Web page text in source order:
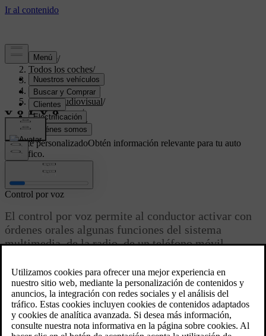
Soporte/
Todos los coches/
V70 2016 /
Manual de usuario
Sistema audiovisual/
Guía de voz/
Control por voz
Soporte personalizadoObtén información relevante para tu auto
específico.
Iniciar sesión
Actualizado 08/06/2023
Control por voz
El control por voz permite al conductor activar con
órdenes orales algunas funciones del sistema
multimedia, de la radio, de un teléfono móvil
de Volvo* .
Con el reconocimiento de voz, es más fácil concentrarse en la
conducción y prestar atención en la carretera y las circunstancias del
tráfico.